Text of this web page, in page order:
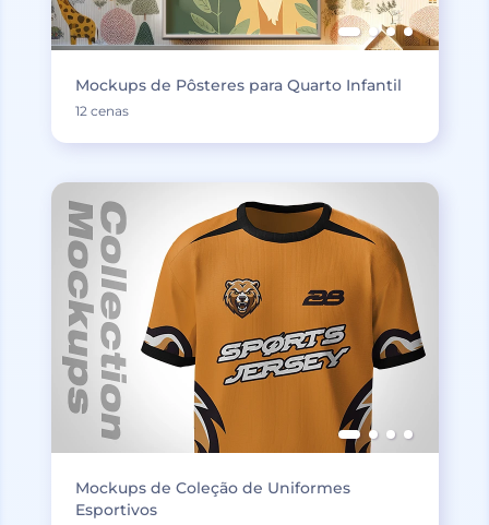
Mockups de Pôsteres para Quarto Infantil
12 cenas
Mockups de Coleção de Uniformes
Esportivos